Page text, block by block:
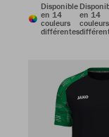
Disponible
en 14
couleurs
différentes
en 14
couleurs